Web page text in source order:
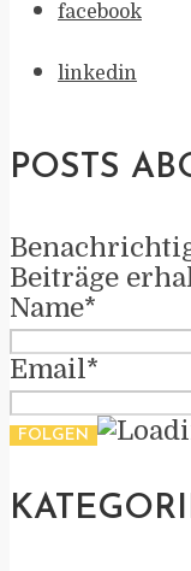
facebook
linkedin
POSTS
Beiträge
Name*
Email*